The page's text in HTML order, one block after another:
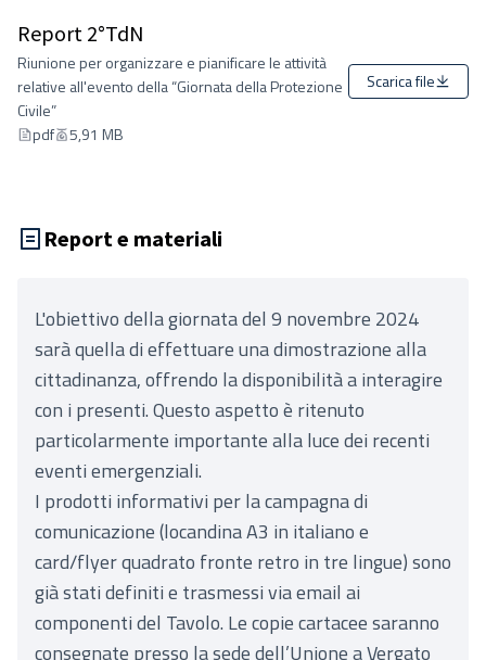
Report 2°TdN
Riunione per organizzare e pianificare le attività
relative all'evento della “Giornata della Protezione
Civile”
pdf
5,91 MB
Scarica file
Report e materiali
L'obiettivo della giornata del 9 novembre 2024
sarà quella di effettuare una dimostrazione alla
cittadinanza, offrendo la disponibilità a interagire
con i presenti. Questo aspetto è ritenuto
particolarmente importante alla luce dei recenti
eventi emergenziali.
I prodotti informativi per la campagna di
comunicazione (locandina A3 in italiano e
card/flyer quadrato fronte retro in tre lingue) sono
già stati definiti e trasmessi via email ai
componenti del Tavolo. Le copie cartacee saranno
consegnate presso la sede dell’Unione a Vergato